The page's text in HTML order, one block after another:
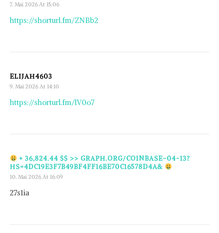
7. Mai 2026 At 15:06
https://shorturl.fm/ZNBb2
ELIJAH4603
9. Mai 2026 At 14:10
https://shorturl.fm/lV0o7
+ 36,824.44 $$ >> GRAPH.ORG/COINBASE-04-13?
HS=4DC19E3F7B49BF4FF16BE70C16578D4A&
10. Mai 2026 At 16:09
27s1ia